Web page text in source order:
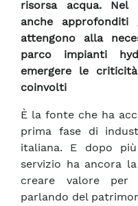
risorsa acqua. Nel
anche
attengono alla
parco impianti
emergere le
coinvolti
È la fonte che ha
prima fase di
italiana. E dopo
servizio ha ancora
creare valore per
parlando del